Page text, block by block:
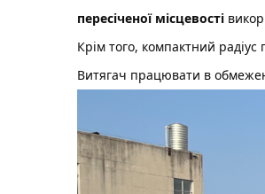
пересіченої місцевості
Крім того, компактний
Витягач працювати в